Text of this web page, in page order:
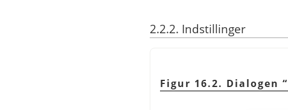
2.2.2. Indstillinger
Figur 16.2. Dialogen “